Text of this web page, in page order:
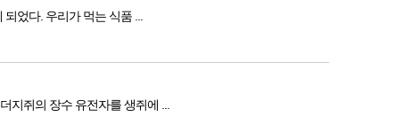
었다. 우리가 먹는 식품 ...
쥐의 장수 유전자를 생쥐에 ...